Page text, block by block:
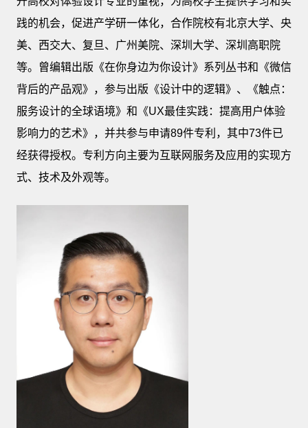
践的机会，促进产学研一体化，合作院校有北京大学、央
美、西交大、复旦、广州美院、深圳大学、深圳高职院
等。曾编辑出版《在你身边为你设计》系列丛书和《微信
背后的产品观》，参与出版《设计中的逻辑》、《触点：
服务设计的全球语境》和《UX最佳实践：提高用户体验
影响力的艺术》，并共参与申请89件专利，其中73件已
经获得授权。专利方向主要为互联网服务及应用的实现方
式、技术及外观等。